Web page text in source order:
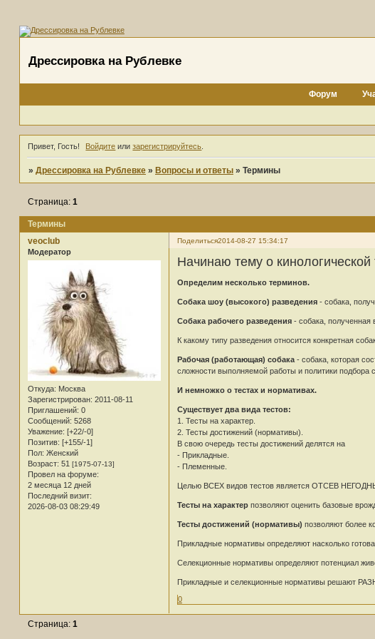
Дрессировка на Рублевке
Форум
Привет, Гость! Войдите илизарегистрируйтесь
» Дрессировка на Рублевке » Вопросы и ответы » Термины
Термины
Страница: 1
Поделиться2014-08-27 15:34:17
veoclub
Модератор
Откуда: Москва
Зарегистрирован: 2011-08-11
Приглашений: 0
Сообщений: 5268
Уважение: [+22/-0]
Позитив: [+155/-1]
Пол: Женский
Возраст: 51 [1975-07-13]
Провел на форуме:
2 месяца 12 дней
Последний визит:
2026-08-03 08:29:49
Начинаю тему о
Определим несколько терминов.
Собака шоу (высокого) разведения- собака,
Собака рабочего разведения- собака, полученная
К какому типу разведения относится конкретная
Рабочая (работающая) собака- собака, которая
сложности выполняемой работы и политики подбора
И немножко о тестах и нормативах.
Существует два вида тестов:
1. Тесты на характер.
2. Тесты достижений (нормативы).
В свою очередь тесты достижений делятся на
- Прикладные.
- Племенные.
Целью ВСЕХ видов тестов является ОТСЕВ
Тесты на характер позволяют оценить базовые
Тесты достижений (нормативы) позволяют более
Прикладные нормативы определяют насколько
Селекционные нормативы определяют потенциал
Прикладные и селекционные нормативы решают
0
Страница: 1